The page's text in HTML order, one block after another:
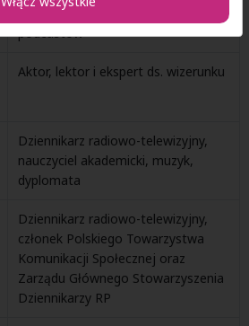
telewizyjny, autor książek i
podcastów
Aktor, lektor i ekspert ds. wizerunku
Dziennikarz radiowo-telewizyjny,
nauczyciel akademicki, muzyk,
dyplomata
Dziennikarz radiowo-telewizyjny,
członek Polskiego Towarzystwa
Komunikacji Społecznej oraz
Zarządu Głównego Stowarzyszenia
Dziennikarzy RP